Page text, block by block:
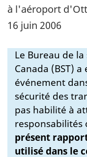
à l'aéroport
16 juin 2006
Le Bureau de
Canada (BST)
événement
sécurité des
pas habilité à
responsabilités
présent
utilisé dans le